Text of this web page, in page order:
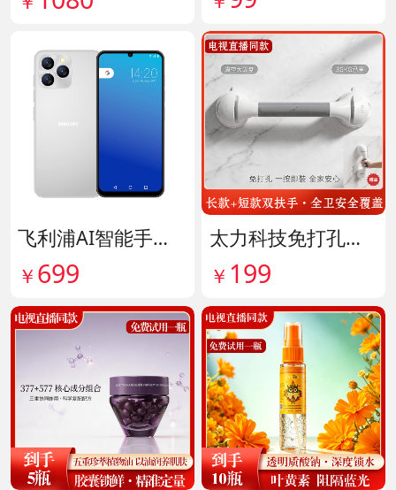
飞利浦AI智能手机 货号141882
￥ 699
太力科技免打孔多功能安全扶手 货号142101
￥ 199